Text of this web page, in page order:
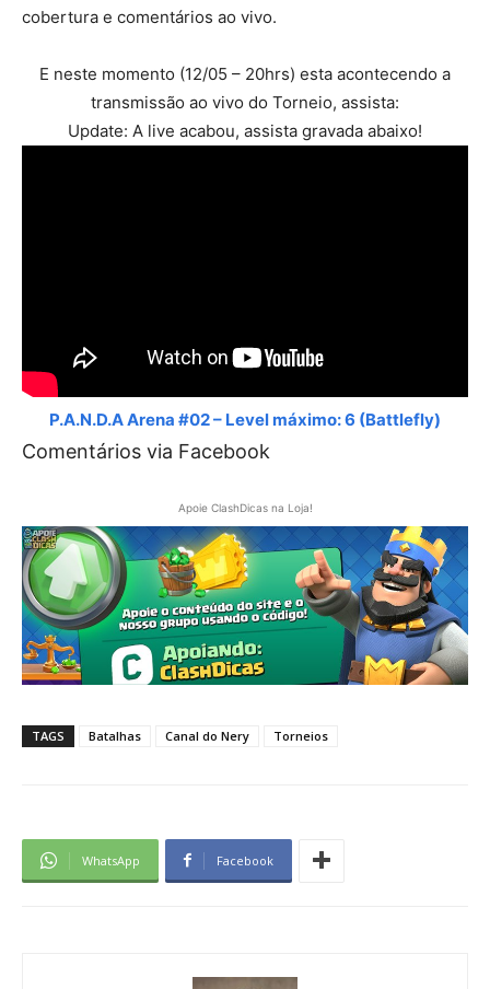
cobertura e comentários ao vivo.
E neste momento (12/05 – 20hrs) esta acontecendo a
transmissão ao vivo do Torneio, assista:
Update: A live acabou, assista gravada abaixo!
P.A.N.D.A Arena #02 – Level máximo: 6 (Battlefly)
Comentários via Facebook
Apoie ClashDicas na Loja!
TAGS Batalhas Canal do Nery Torneios
WhatsApp Facebook